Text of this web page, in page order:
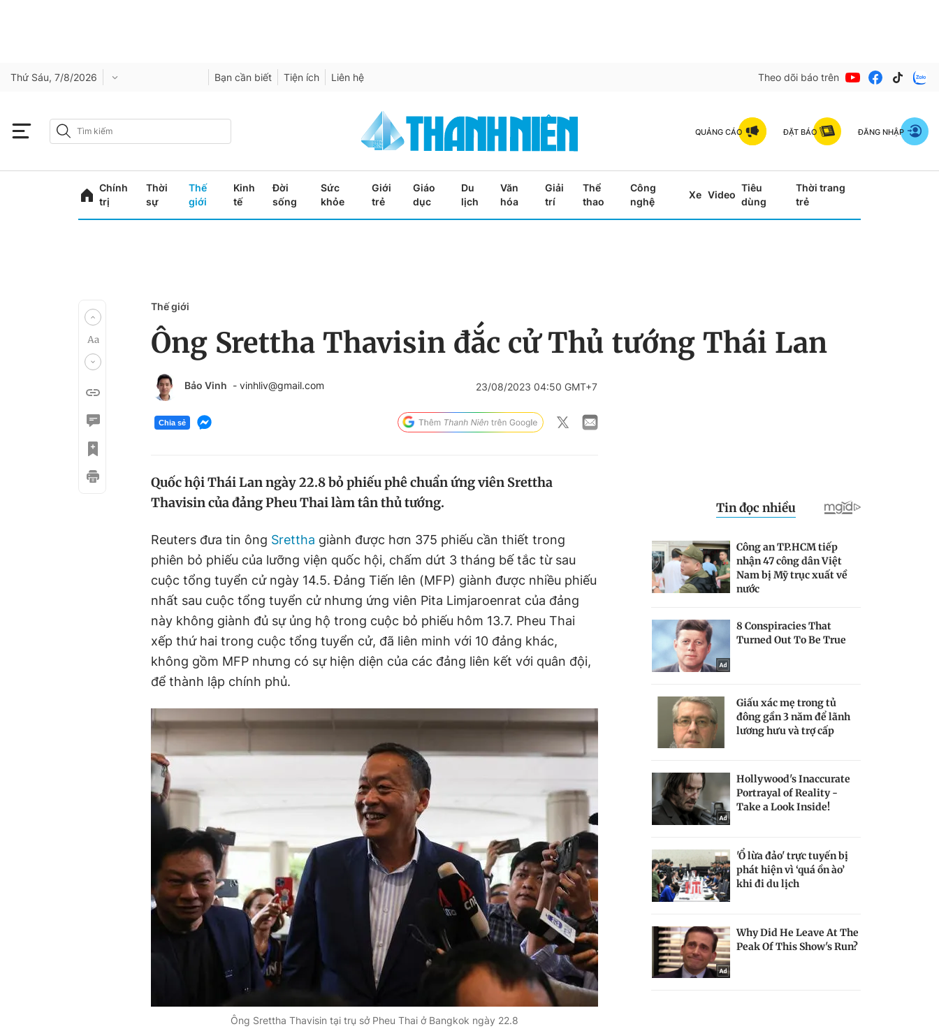
Thứ Sáu, 7/8/2026 Bạn cần biết Tiện ích Liên hệ Theo dõi báo trên
QUẢNG CÁO ĐẶT BÁO ĐĂNG NHẬP
Chính
trị
Thời
sự
Thế
giới
Kinh
tế
Đời
sống
Sức
khỏe
Giới
trẻ
Giáo
dục
Du
lịch
Văn
hóa
Giải
trí
Thể
thao
Công
nghệ
Xe Video
Tiêu
dùng
Thời trang
trẻ
Thế giới
Ông Srettha Thavisin đắc cử Thủ tướng Thái Lan
Bảo Vinh - vinhliv@gmail.com 23/08/2023 04:50 GMT+7
Chia sẻ
Quốc hội Thái Lan ngày 22.8 bỏ phiếu phê chuẩn ứng viên Srettha
Thavisin của đảng Pheu Thai làm tân thủ tướng.
Reuters đưa tin ông Srettha giành được hơn 375 phiếu cần thiết trong
phiên bỏ phiếu của lưỡng viện quốc hội, chấm dứt 3 tháng bế tắc từ sau
cuộc tổng tuyển cử ngày 14.5. Đảng Tiến lên (MFP) giành được nhiều phiếu
nhất sau cuộc tổng tuyển cử nhưng ứng viên Pita Limjaroenrat của đảng
này không giành đủ sự ủng hộ trong cuộc bỏ phiếu hôm 13.7. Pheu Thai
xếp thứ hai trong cuộc tổng tuyển cử, đã liên minh với 10 đảng khác,
không gồm MFP nhưng có sự hiện diện của các đảng liên kết với quân đội,
để thành lập chính phủ.
Ông Srettha Thavisin tại trụ sở Pheu Thai ở Bangkok ngày 22.8